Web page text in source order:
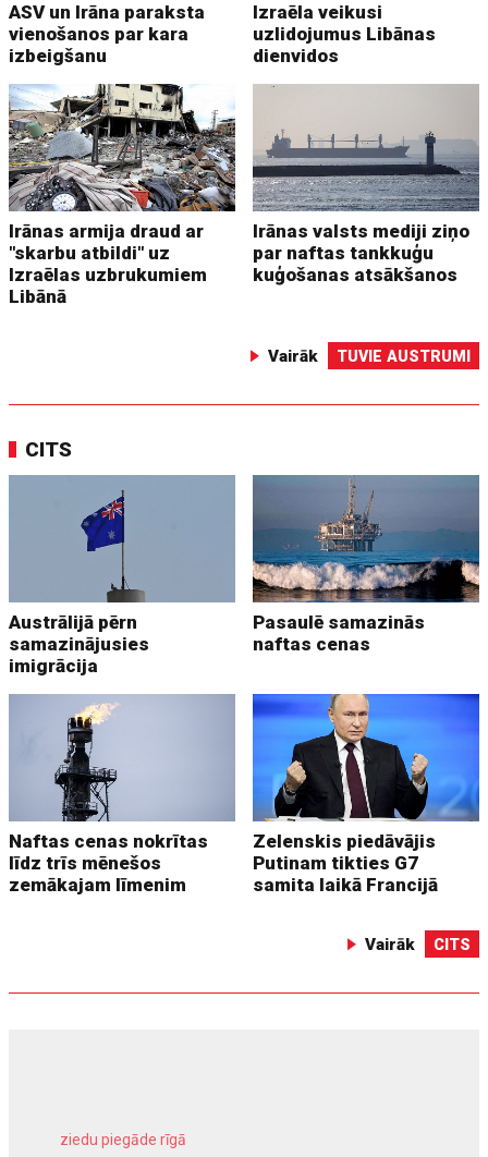
ASV un Irāna paraksta
vienošanos par kara
izbeigšanu
Izraēla veikusi
uzlidojumus Libānas
dienvidos
Irānas armija draud ar
"skarbu atbildi" uz
Izraēlas uzbrukumiem
Libānā
Irānas valsts mediji ziņo
par naftas tankkuģu
kuģošanas atsākšanos
Vairāk TUVIE AUSTRUMI
CITS
Austrālijā pērn
samazinājusies
imigrācija
Pasaulē samazinās
naftas cenas
Naftas cenas nokrītas
līdz trīs mēnešos
zemākajam līmenim
Zelenskis piedāvājis
Putinam tikties G7
samita laikā Francijā
Vairāk CITS
ziedu piegāde rīgā